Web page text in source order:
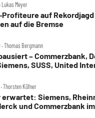
Lukas Meyer
auf Rekordjagd
auf die Bremse
Thomas Bergmann
– Commerzbank,
SUSS, United
Thorsten Küfner
erwartet: Siemens,
und Commerzbank